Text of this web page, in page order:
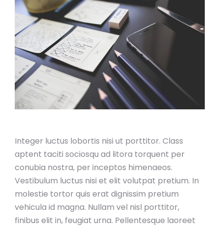
Integer luctus lobortis nisi ut porttitor. Class
aptent taciti sociosqu ad litora torquent per
conubia nostra, per inceptos himenaeos.
Vestibulum luctus nisi et elit volutpat pretium. In
molestie tortor quis erat dignissim pretium
vehicula id magna. Nullam vel nisl porttitor,
finibus elit in, feugiat urna. Pellentesque laoreet